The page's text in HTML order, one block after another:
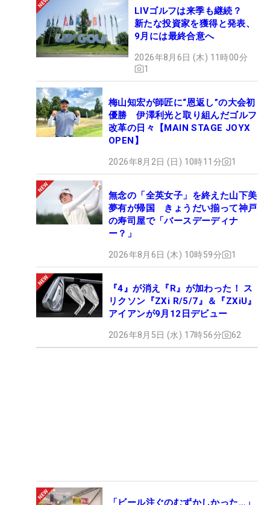
LIVゴルフは来季も継続？
新たな投資家を獲得と発表、
9月には最終合意へ
2026年8月6日 (木) 11時00分
1
梅山知宏が師匠に“恩返し”の大会初
優勝 伊澤利光と取り組んだゴルフ
改革の日々【MAIN STAGE JOYX
OPEN】
2026年8月2日 (日) 10時11分 1
無念の「全英女子」を終えた山下美
夢有が帰国 きょうだい揃って神戸
の寿司屋で「バースデーディナ
ー？」
2026年8月6日 (木) 10時59分 1
『4』が消え『R』が加わった！ ス
リクソン『ZXi R/5/7』＆『ZXiU』
アイアンが9月12日デビュー
2026年8月5日 (水) 17時56分 62
「ビール注ぐのむずかしかった…」